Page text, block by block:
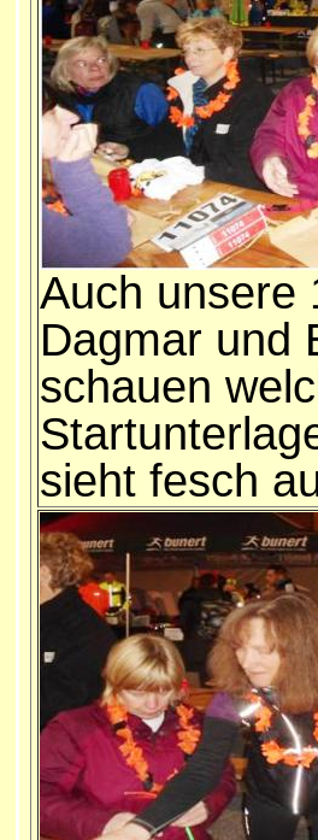
Auch unsere
Dagmar und
schauen
sieht fesch